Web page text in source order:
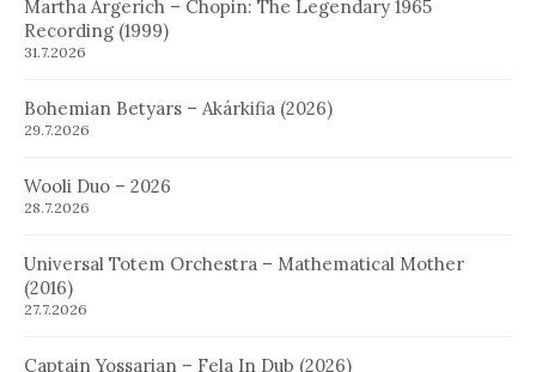
Martha Argerich – Chopin: The Legendary 1965
Recording (1999)
31.7.2026
Bohemian Betyars – Akárkifia (2026)
29.7.2026
Wooli Duo – 2026
28.7.2026
Universal Totem Orchestra – Mathematical Mother
(2016)
27.7.2026
Captain Yossarian – Fela In Dub (2026)